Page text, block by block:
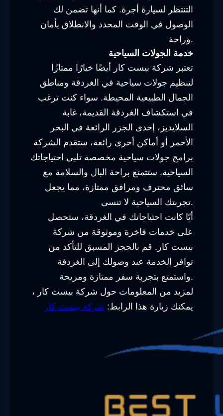
التنتظر لسيارة أجرة. كما أنها تضمن لك
الوصول في الوقت المحدد والانطلاق بأمان
وراحة.
خدمة الجولات السياحية
تعتبر شركة بيست كار أيضًا خيارًا ممتازًا
لتنظيم جولات سياحية في الغردقة ومناطق
الجمال الطبيعية المحيطة. سواء كنت ترغب
في استكشاف الغردقة القديمة، غابة
السلايديز، إحدى الجزر الرائعة في البحر
الأحمر أو أماكن أخرى رائعة، ستقدم الشركة
برامج جولات سياحية مخصصة تلبي احتياجاتك
السياحية. ستتمتع براحة البال والسلامة مع
سائق محترف ومرافق ممتازة، مما يجعل
تجربتك السياحية لا تنسى.
أيًا كانت احتياجاتك في الغردقة، ستحصل
على خدمات فاخرة وموثوقة من شركة
بيست كار. قم بالحجز المسبق للتأكد من
توافر الخدمة عند وصولك إلى الغردقة
واستمتع بتجربة سفر ممتازة ومريحة.
لمزيد من المعلومات حول شركة بيست كار ،
يمكنك زيارة هذا الرابط: شركة بيست كار